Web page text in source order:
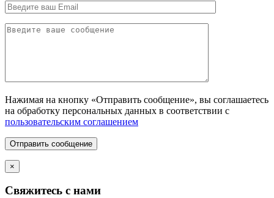
Нажимая на кнопку «Отправить сообщение», вы соглашаетесь
на обработку персональных данных в соответствии с
пользовательским соглашением
Отправить сообщение
×
Свяжитесь с нами